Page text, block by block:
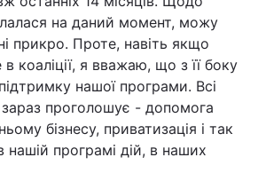
на даний момент, можу
прикро. Проте, навіть якщо
коаліції, я вважаю, що з її боку
нашої програми. Всі
зараз проголошує - допомога
бізнесу, приватизація і так
нашій програмі дій, в наших